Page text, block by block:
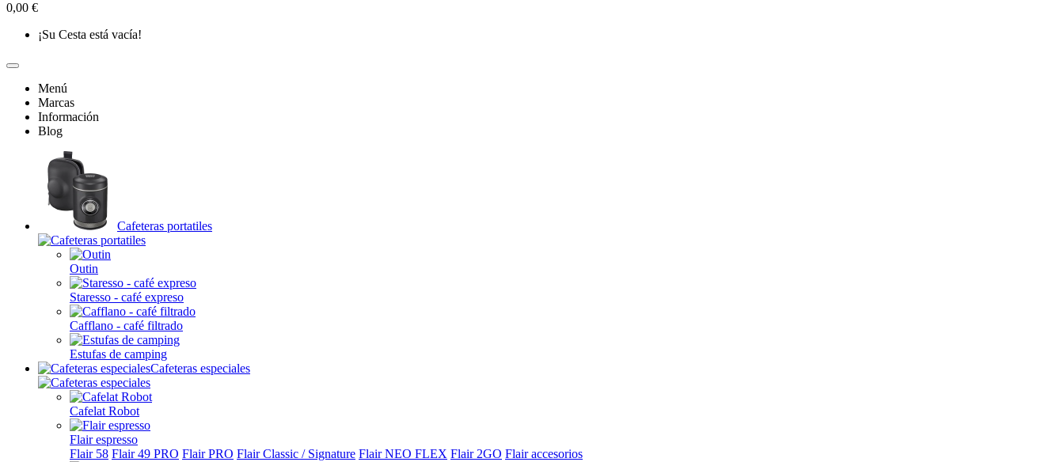
0,00 €
¡Su Cesta está vacía!
Menú
Marcas
Información
Blog
Cafeteras portatiles
Outin
Staresso - café expreso
Cafflano - café filtrado
Estufas de camping
Cafeteras especiales
Cafelat Robot
Flair espresso
Flair 58 Flair 49 PRO Flair PRO Flair Classic / Signature Flair NEO FLEX Flair 2GO Flair accesorios